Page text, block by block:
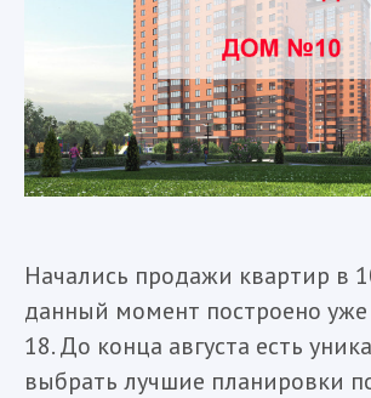
Начались продажи квартир в
данный момент построено
18. До конца августа есть
выбрать лучшие планировки